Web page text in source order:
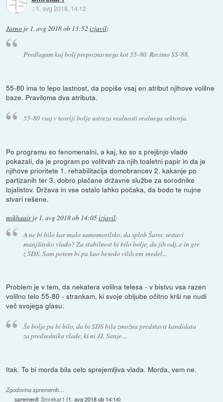
:: 1. avg 2018, 14:12
Jarno je 1. avg 2018 ob 13:52 izjavil:
Predlagam kaj bolj prepoznavnega kot 55-80. Recimo SS-88.
55-80 ima to lepo lastnost, da popiše vsaj en atribut njihove volilne
baze. Praviloma dva atributa.
55-80 vsaj v teoriji bolje ustreza realnosti realnega sektorja.
Po programu so fenomenalni, a kaj, ko so s prejšnjo vlado
pokazali, da je program po volitvah za njih toaletni papir in da je
njihove prioritete 1. rehabilitacija domobrancev 2. kakanje po
partizanih ter 3. dobro plačane državne službe za sorodnike
lojalistov. Država in vse ostalo lahko počaka, da bodo te nujne
stvari rešene.
mikhaairje 1. avg 2018 ob 14:05izjavil:
A ne bi bilo kar malo samomorilsko, da sploh Šarec sestavi
manjšinsko vlado? Za stabilnost bi bilo bolje, da jih odj..e in gre
z SDS. Sam potem bi pa kao besedo vililcem snedel...
Problem je v tem, da nekatera volilna telesa - v bistvu vsa razen
volilno telo 55-80 - strankam, ki svoje obljube očitno krši ne nudi
več svojega glasu.
Še bolje pa bi bilo, da bi SDS bila zmožna predstavit kandidata
za predsednika vlade, ki ni JJ. Sanje....
Itak. To bi morda bila celo sprejemljiva vlada. Morda, vem ne.
Zgodovina sprememb…
spremenil:Smrekar1 (1. avg 2018 ob 14:14)